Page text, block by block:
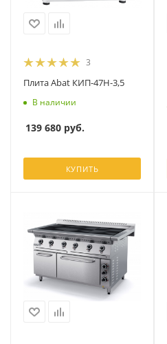
3
Плита Abat КИП-47Н-3,5
В наличии
139 680 руб.
КУПИТЬ